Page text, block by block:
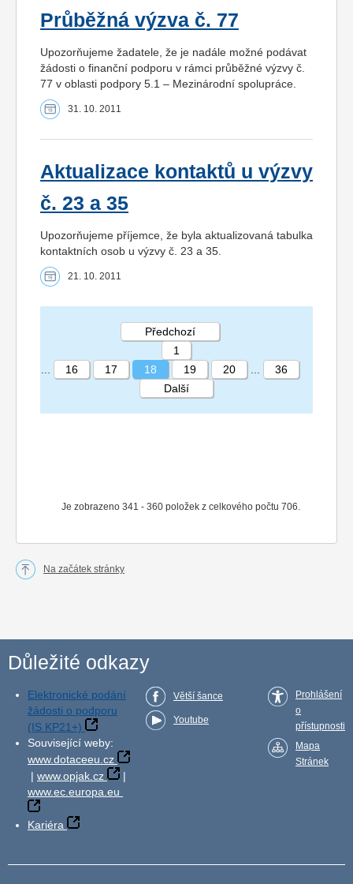
Průběžná výzva č. 77
Upozorňujeme žadatele, že je nadále možné podávat
žádosti o finanční podporu v rámci průběžné výzvy č.
77 v oblasti podpory 5.1 – Mezinárodní spolupráce.
31. 10. 2011
Aktualizace kontaktů u výzvy
č. 23 a 35
Upozorňujeme příjemce, že byla aktualizovaná tabulka
kontaktních osob u výzvy č. 23 a 35.
21. 10. 2011
STRÁNKA 18 36
Je zobrazeno 341 - 360 položek z celkového počtu 706.
Předchozí
1
16 17 18 19 20
36
Další
Na začátek stránky
Důležité odkazy
Elektronické podání
žádosti o podporu
(IS KP21+)
Související weby:
www.dotaceeu.cz
| www.opjak.cz
|
www.ec.europa.eu
Kariéra
Větší šance
Youtube
Prohlášení
o
přístupnosti
Mapa
Stránek